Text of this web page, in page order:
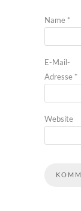
Name *
E-Mail-
Adresse *
Website